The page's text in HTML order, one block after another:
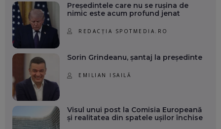
Președintele care nu se rușina de
nimic este acum profund jenat
REDACȚIA SPOTMEDIA.RO
Sorin Grindeanu, șantaj la președinte
EMILIAN ISAILĂ
Visul unui post la Comisia Europeană
și realitatea din spatele ușilor închise